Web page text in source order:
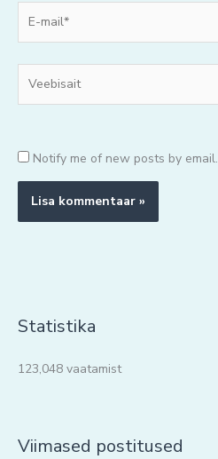
mail*
Notify me of new posts by email.
Statistika
123,048 vaatamist
Viimased postitused